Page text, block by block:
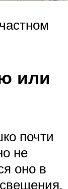
или
почти
не
оно в